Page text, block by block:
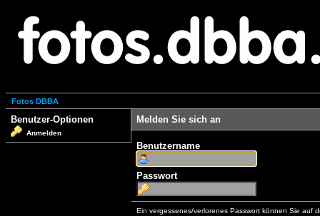
Fotos DBBA
Benutzer-Optionen
Anmelden
Melden Sie sich an
Benutzername
Passwort
Ein vergessenes/verlorenes Passwort können Sie auf